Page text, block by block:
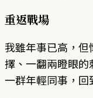
重返戰場
我雖年事已高，
擇、一翻兩瞪眼
一群年輕同事，回